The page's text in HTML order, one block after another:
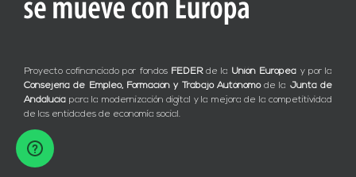
Proyecto cofinanciado por fondos FEDERde la Unión Europea y por la
Consejería de Empleo, Formación y Trabajo Autónomode la Junta de
Andalucía para la modernización digital y la mejora de la competitividad
de las entidades de economía social.